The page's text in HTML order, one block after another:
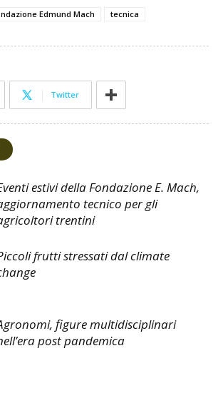
Edmund Mach tecnica
Twitter
estivi della Fondazione E. Mach,
tecnico per gli
trentini
frutti stressati dal climate
figure multidisciplinari
post pandemica